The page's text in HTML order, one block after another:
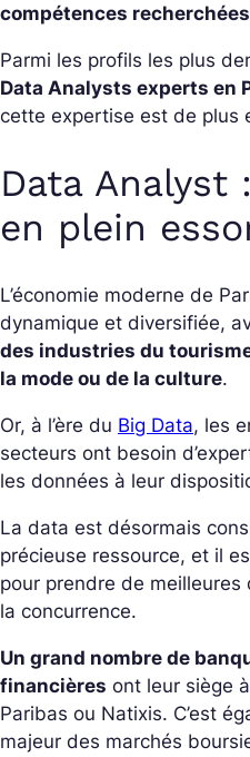
compétences
Parmi les profils les plus
Data Analysts experts en
cette expertise est de plus
Data Analyst
en plein
L’économie moderne de
dynamique et diversifiée,
des industries du
la mode ou de la culture.
Or, à l’ère du Big Data, les
secteurs ont besoin
les données à leur
La data est désormais
précieuse ressource, et il
pour prendre de
la concurrence.
Un grand nombre de
financières ont leur siège
Paribas ou Natixis. C’est
majeur des marchés